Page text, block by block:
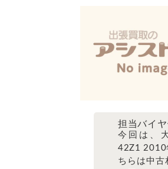
担当バイ
今回は、
42Z1 2010
ちらは中古